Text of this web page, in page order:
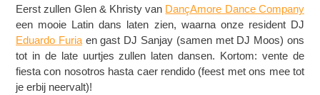
Eerst zullen Glen & Khristy van DançAmore Dance Company
een mooie Latin dans laten zien, waarna onze resident DJ
Eduardo Furiaen gast DJ Sanjay (samen met DJ Moos) ons
tot in de late uurtjes zullen laten dansen. Kortom: vente de
fiesta con nosotros hasta caer rendido (feest met ons mee tot
je erbij neervalt)!